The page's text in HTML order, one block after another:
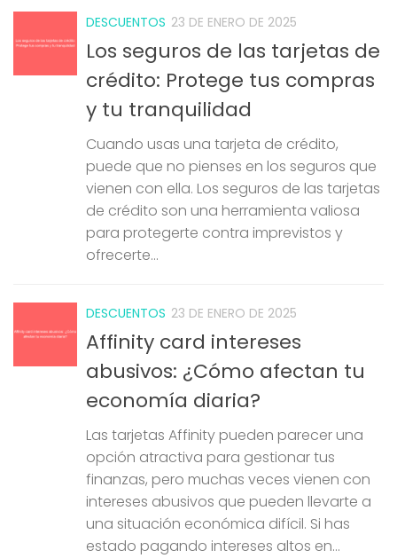
DESCUENTOS 23 DE ENERO DE 2025
Los seguros de las tarjetas de
crédito: Protege tus compras
y tu tranquilidad
Cuando usas una tarjeta de crédito,
puede que no pienses en los seguros que
vienen con ella. Los seguros de las tarjetas
de crédito son una herramienta valiosa
para protegerte contra imprevistos y
ofrecerte...
DESCUENTOS 23 DE ENERO DE 2025
Affinity card intereses
abusivos: ¿Cómo afectan tu
economía diaria?
Las tarjetas Affinity pueden parecer una
opción atractiva para gestionar tus
finanzas, pero muchas veces vienen con
intereses abusivos que pueden llevarte a
una situación económica difícil. Si has
estado pagando intereses altos en...